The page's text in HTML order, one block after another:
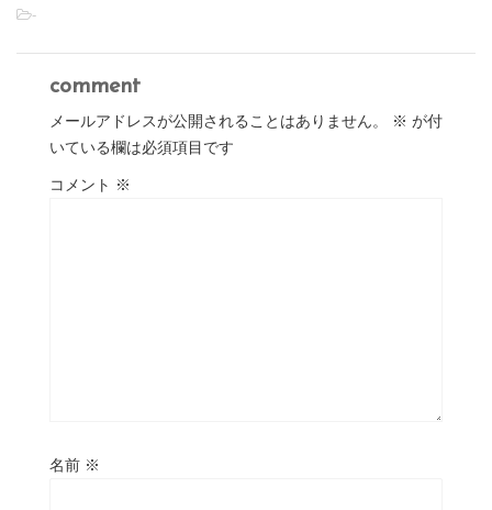
-
comment
メールアドレスが公開されることはありません。 ※ が付
いている欄は必須項目です
コメント ※
名前 ※